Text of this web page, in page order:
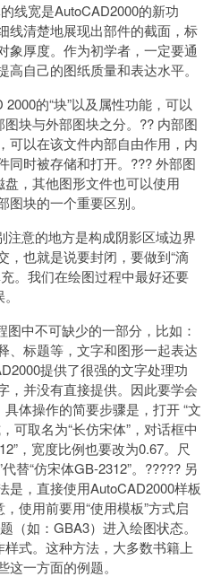
线宽是AutoCAD2000的新功
线清楚地展现出部件的截面，标
象厚度。作为初学者，一定要通
自己的图纸质量和表达水平。
的“块”以及属性功能，可以
图块与外部图块之分。?? 内部图
可以在该文件内部自由作用，内
同时被存储和打开。??? 外部图
盘，其他图形文件也可以使用
块的一个重要区别。
注意的地方是构成阴影区域边界
，也就是说要封闭，要做到“滴
。我们在绘图过程中最好还要
中不可缺少的一部分，比如：
、标题等，文字和图形一起表达
提供了很强的文字处理功
，并没有直接提供。因此要学会
体操作的简要步骤是，打开 “文
可取名为“长仿宋体”，对话框中
，宽度比例也要改为0.67。尺
替“仿宋体GB-2312”。????? 另
是，直接使用AutoCAD2000样板
使用前要用“使用模板”方式启
（如：GBA3）进入绘图状态。
式。这种方法，大多数书籍上
一方面的例题。